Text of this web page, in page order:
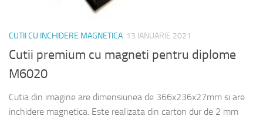
CUTII CU INCHIDERE MAGNETICA 13 IANUARIE 2021
Cutii premium cu magneti pentru diplome
M6020
Cutia din imagine are dimensiunea de 366x236x27mm si are
inchidere magnetica. Este realizata din carton dur de 2 mm